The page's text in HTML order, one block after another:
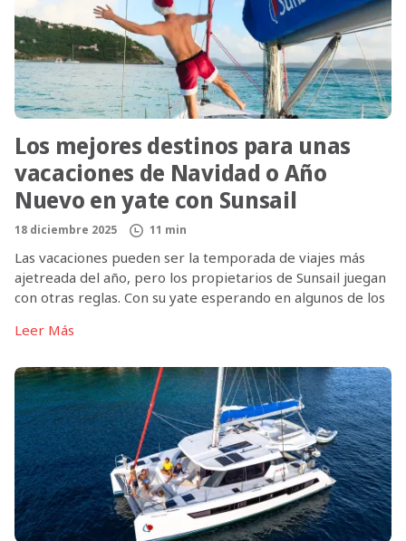
Los mejores destinos para unas
vacaciones de Navidad o Año
Nuevo en yate con Sunsail
18 diciembre 2025 11 min
Las vacaciones pueden ser la temporada de viajes más
ajetreada del año, pero los propietarios de Sunsail juegan
con otras reglas. Con su yate esperando en algunos de los
del sistema de puntos de Sunsail Ownership, una escapada
Leer Más